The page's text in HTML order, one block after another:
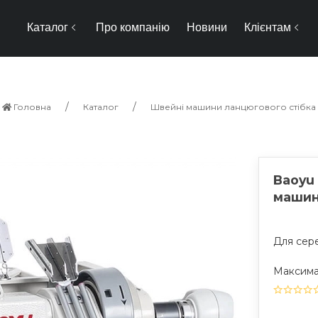
Каталог Про компанію Новини Клієнтам
Головна Каталог Швейні машини ланцюгового стібка
Для